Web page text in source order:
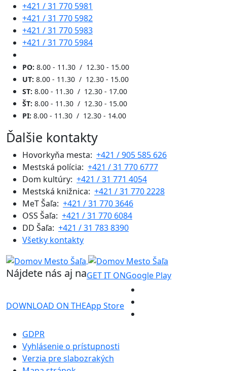
+421 / 31 770 5981
+421 / 31 770 5982
+421 / 31 770 5983
+421 / 31 770 5984
PO: 8.00 - 11.30 / 12.30 - 15.00
UT: 8.00 - 11.30 / 12.30 - 15.00
ST: 8.00 - 11.30 / 12.30 - 17.00
ŠT: 8.00 - 11.30 / 12.30 - 15.00
PI: 8.00 - 11.30 / 12.30 - 14.00
Ďalšie kontakty
Hovorkyňa mesta: +421 / 905 585 626
Mestská polícia: +421 / 31 770 6777
Dom kultúry: +421 / 31 771 4054
Mestská knižnica: +421 / 31 770 2228
MeT Šaľa: +421 / 31 770 3646
OSS Šaľa: +421 / 31 770 6084
DD Šaľa: +421 / 31 783 8390
Všetky kontakty
Nájdete nás aj naGET IT ONGoogle Play
DOWNLOAD ON THEApp Store
GDPR
Vyhlásenie o prístupnosti
Verzia pre slabozrakých